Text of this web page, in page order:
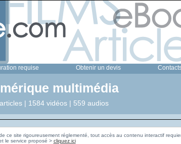
requise Obtenir un devis
multimédia
| 1584 vidéos | 559 audios
ce site rigoureusement réglementé, tout accès au contenu interactif
le service proposé > cliquez ici